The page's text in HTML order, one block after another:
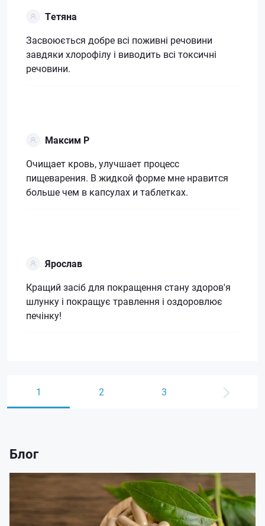
Тетяна
Засвоюється добре всі поживні речовини
завдяки хлорофілу і виводить всі токсичні
речовини.
Максим Р
Очищает кровь, улучшает процесс
пищеварения. В жидкой форме мне нравится
больше чем в капсулах и таблетках.
Ярослав
Кращий засіб для покращення стану здоров'я
шлунку і покращує травлення і оздоровлює
печінку!
1 2 3
Блог